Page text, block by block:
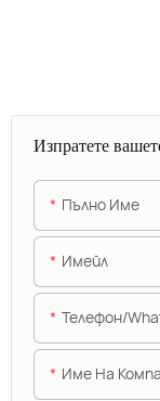
Изпратете
Пълно Име
Имейл
Телефон/
Име На